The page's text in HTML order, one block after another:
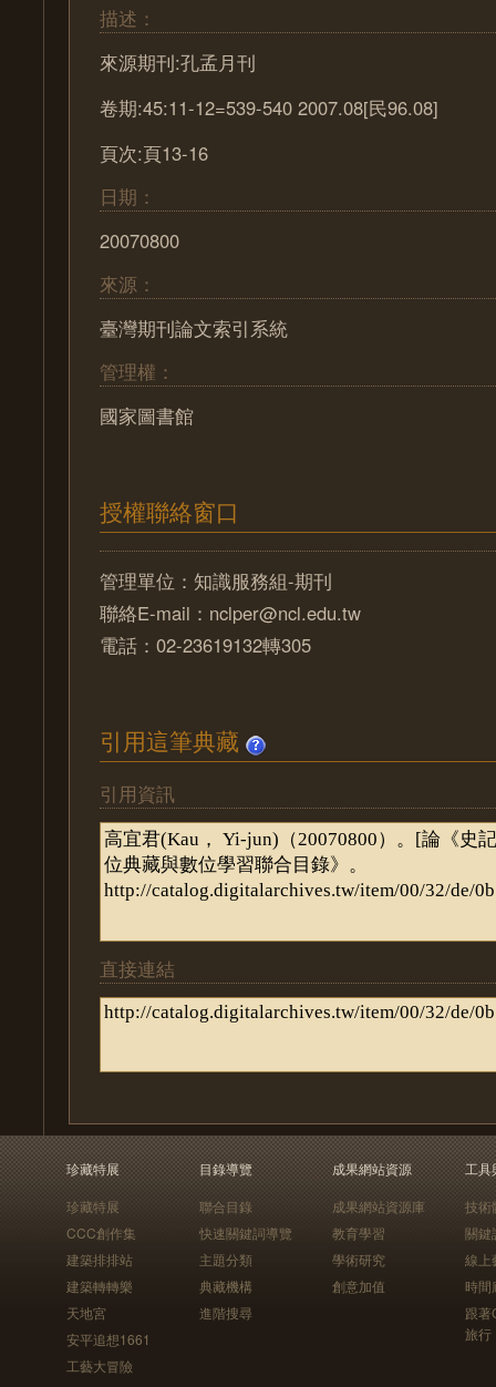
描述：
來源期刊:孔孟月刊
卷期:45:11-12=539-540 2007.08[民96.08]
頁次:頁13-16
日期：
20070800
來源：
臺灣期刊論文索引系統
管理權：
國家圖書館
授權聯絡窗口
管理單位：知識服務組-期刊
聯絡E-mail：nclper@ncl.edu.tw
電話：02-23619132轉305
引用這筆典藏
引用資訊
直接連結
珍藏特展
珍藏特展
CCC創作集
建築排排站
建築轉轉樂
天地宮
安平追想1661
工藝大冒險
目錄導覽
聯合目錄
快速關鍵詞導覽
主題分類
典藏機構
進階搜尋
成果網站資源
成果網站資源庫
教育學習
學術研究
創意加值
工具
技術
關鍵
線上
時間
跟
旅行